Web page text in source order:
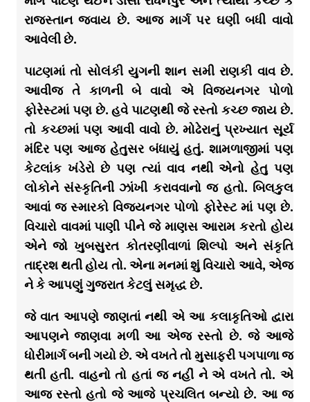
રાજસ્તાન જવાય છે. આજ માર્ગ પર ઘણી બધી વાવો
આવેલી છે.
પાટણમાં તો સોલંકી યુગની શાન સમી રાણકી વાવ છે.
આવીજ તે કાળની બે વાવો એ વિજયનગર પોળો
ફોરેસ્ટમાં પણ છે. હવે પાટણથી જે રસ્તો કચ્છ જાય છે.
તો કચ્છમાં પણ આવી વાવો છે. મોઢેરાનું પ્રખ્યાત સૂર્ય
મંદિર પણ આજ હેતુસર બંધાયું હતું. શામળાજીમાં પણ
કેટલાંક ખંડેરો છે પણ ત્યાં વાવ નથી એનો હેતુ પણ
લોકોને સંસ્કૃતિની ઝાંખી કરાવવાનો જ હતો. બિલકુલ
આવાં જ સ્મારકો વિજયનગર પોળો ફોરેસ્ટ માં પણ છે.
વિચારો વાવમાં પાણી પીને જે માણસ આરામ કરતો હોય
એને જો ખુબસુરત કોતરણીવાળાં શિલ્પો અને સંકૃતિ
તાદ્રશ થતી હોય તો. એના મનમાં શું વિચારો આવે, એજ
ને કે આપણું ગુજરાત કેટલું સમૃદ્ધ છે.
જે વાત આપણે જાણતાં નથી એ આ કલાકૃતિઓ દ્વારા
આપણને જાણવા મળી આ એજ રસ્તો છે. જે આજે
ધોરીમાર્ગ બની ગયો છે. એ વખતે તો મુસાફરી પગપાળા જ
થતી હતી. વાહનો તો હતાં જ નહીં ને એ વખતે તો. એ
આજ રસ્તો હતો જે આજે પ્રચલિત બન્યો છે. આ જ